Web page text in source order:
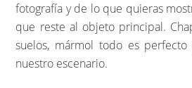
fotografía y de lo que quieras
que reste al objeto principal.
suelos, mármol todo es
nuestro escenario.